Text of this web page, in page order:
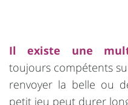
Il existe une
toujours compétents
renvoyer la belle ou
petit jeu peut durer